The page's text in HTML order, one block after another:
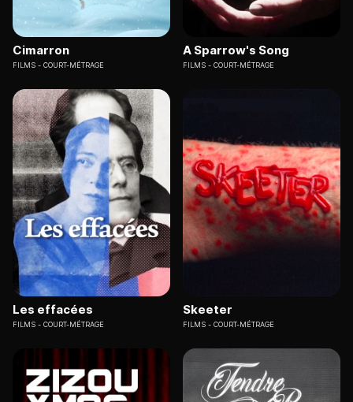
Cimarron
FILMS COURT-MÉTRAGE
A Sparrow's Song
FILMS COURT-MÉTRAGE
Les effacées
FILMS COURT-MÉTRAGE
Skeeter
FILMS COURT-MÉTRAGE